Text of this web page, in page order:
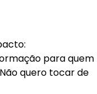
para quem
quero tocar de